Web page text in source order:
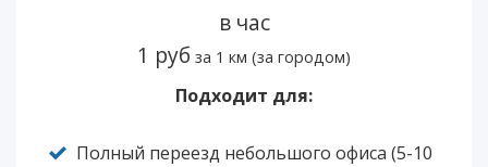
в час
1 руб за 1 км (за городом)
Подходит для:
Полный переезд небольшого офиса (5-10